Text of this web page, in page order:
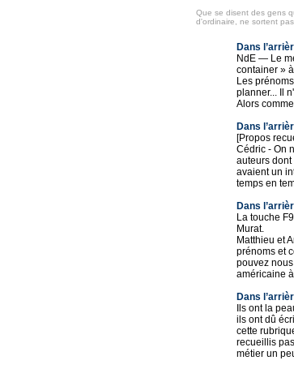
Que se disent des gens
d'ordinaire, ne sortent
Dans
NdE ― Le
container »
Les
planner... Il
Alors
Dans
[Propos
Cédric - On
auteurs
avaient un
temps en
Dans
La touche
Murat.
Matthieu et
prénoms et
pouvez
américaine
Dans
Ils ont la
ils ont dû
cette
recueillis
métier un